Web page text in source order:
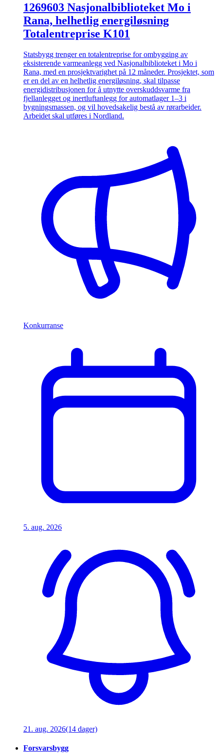
1269603 Nasjonalbiblioteket Mo i
Rana, helhetlig energiløsning
Totalentreprise K101
Statsbygg trenger en totalentreprise for ombygging av
eksisterende varmeanlegg ved Nasjonalbiblioteket i Mo i
Rana, med en prosjektvarighet på 12 måneder. Prosjektet, som
er en del av en helhetlig energiløsning, skal tilpasse
energidistribusjonen for å utnytte overskuddsvarme fra
fjellanlegget og inertluftanlegg for automatlager 1–3 i
bygningsmassen, og vil hovedsakelig bestå av rørarbeider.
Arbeidet skal utføres i Nordland.
Konkurranse
5. aug. 2026
21. aug. 2026(14 dager)
Forsvarsbygg